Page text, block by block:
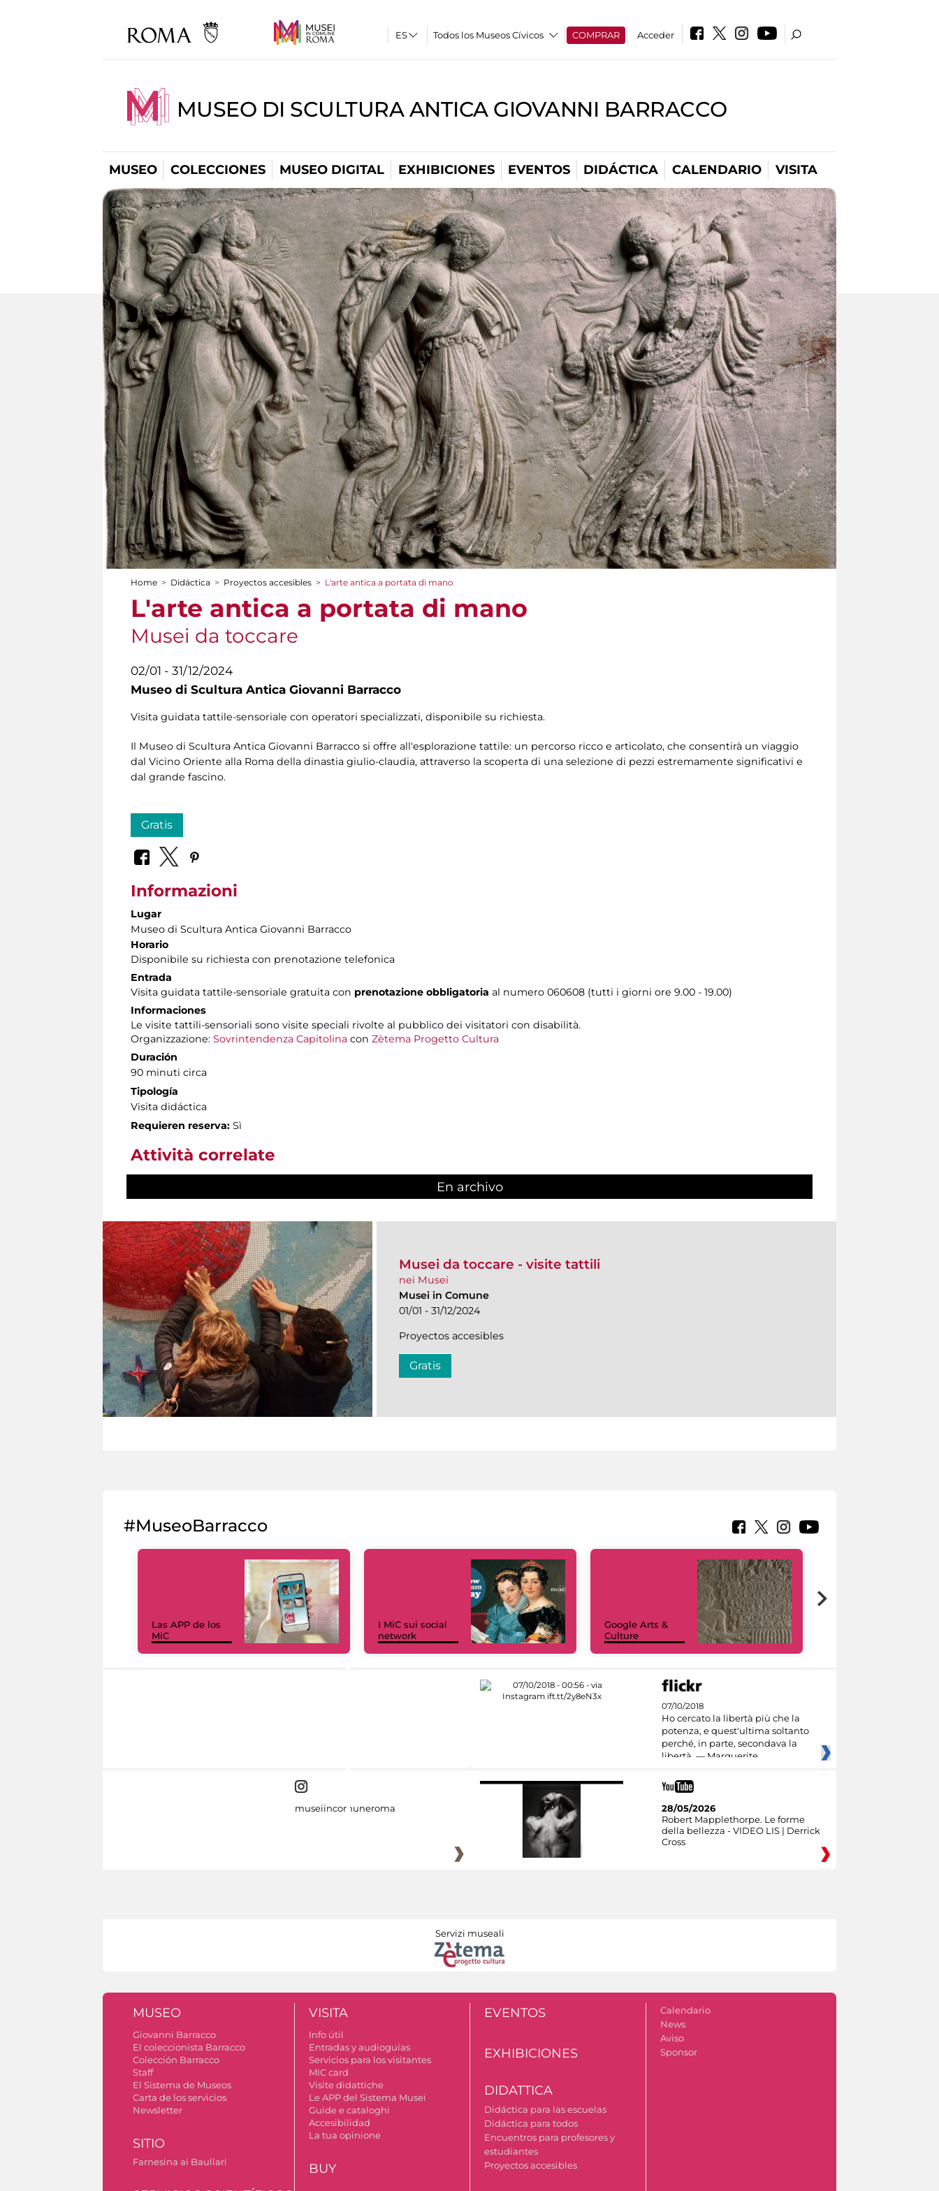
Todos los Museos Cívicos COMPRAR Acceder
MUSEO DI SCULTURA ANTICA GIOVANNI BARRACCO
MUSEO COLECCIONES MUSEO DIGITAL EXHIBICIONES EVENTOS DIDÁCTICA CALENDARIO VISITA
You are here
Home > Didáctica > Proyectos accesibles > L'arte antica a portata di mano
L'arte antica a portata di mano
Musei da toccare
02/01 - 31/12/2024
Museo di Scultura Antica Giovanni Barracco
Visita guidata tattile-sensoriale con operatori specializzati, disponibile su richiesta.
Il Museo di Scultura Antica Giovanni Barracco si offre all'esplorazione tattile: un percorso ricco e articolato, che consentirà un viaggio
dal Vicino Oriente alla Roma della dinastia giulio-claudia, attraverso la scoperta di una selezione di pezzi estremamente significativi e
dal grande fascino.
Gratis
Informazioni
Lugar
Museo di Scultura Antica Giovanni Barracco
Horario
Disponibile su richiesta con prenotazione telefonica
Entrada
Visita guidata tattile-sensoriale gratuita con prenotazione obbligatoria al numero 060608 (tutti i giorni ore 9.00 - 19.00)
Informaciones
Le visite tattili-sensoriali sono visite speciali rivolte al pubblico dei visitatori con disabilità.
Organizzazione: Sovrintendenza Capitolina con Zètema Progetto Cultura
Duración
90 minuti circa
Tipología
Visita didáctica
Requieren reserva: Sì
Attività correlate
En archivo
Musei da toccare - visite tattili
nei Musei
Musei in Comune
01/01 - 31/12/2024
Proyectos accesibles
Gratis
#MuseoBarracco
Las APP de los
MiC
I MiC sui social
network
Google Arts &
Culture
07/10/2018
Ho cercato la libertà più che la
potenza, e quest'ultima soltanto
perché, in parte, secondava la
libertà. — Marguerite
museiincomuneroma
28/05/2026
Robert Mapplethorpe. Le forme
della bellezza - VIDEO LIS | Derrick
Cross
Servizi museali
MUSEO
Giovanni Barracco
El coleccionista Barracco
Colección Barracco
Staff
El Sistema de Museos
Carta de los servicios
Newsletter
SITIO
Farnesina ai Baullari
VISITA
Info útil
Entradas y audioguías
Servicios para los visitantes
MIC card
Visite didattiche
Le APP del Sistema Musei
Guide e cataloghi
Accesibilidad
La tua opinione
BUY
EVENTOS
EXHIBICIONES
DIDATTICA
Didáctica para las escuelas
Didáctica para todos
Encuentros para profesores y
estudiantes
Proyectos accesibles
Calendario
News
Aviso
Sponsor